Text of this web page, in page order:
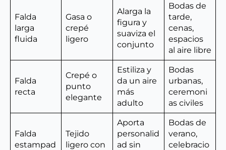
Falda
larga
fluida
Gasa o
crepé
ligero
Alarga la
figura y
suaviza el
conjunto
Bodas de
tarde,
cenas,
espacios
al aire libre
Falda
recta
Crepé o
punto
elegante
Estiliza y
da un aire
más
adulto
Bodas
urbanas,
ceremoni
as civiles
Falda
estampad
Tejido
ligero con
Aporta
personalid
ad sin
Bodas de
verano,
celebracio